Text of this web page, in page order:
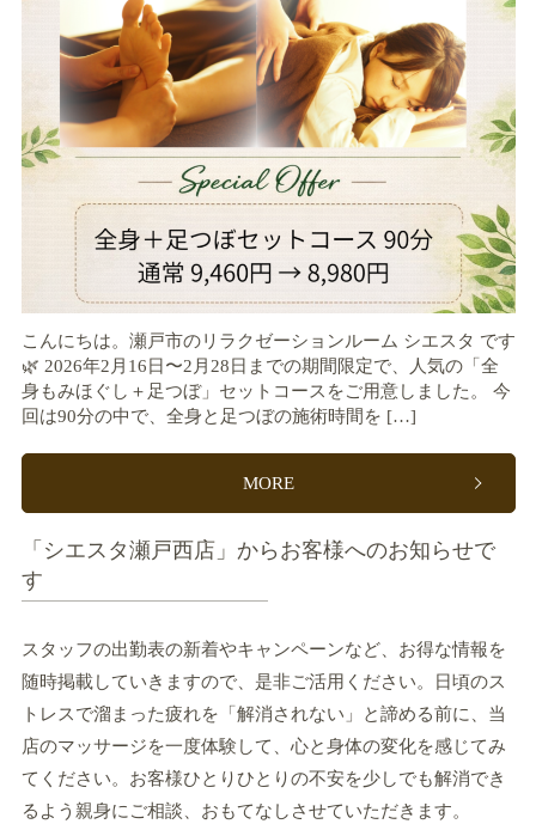
こんにちは。瀬戸市のリラクゼーションルーム シエスタ です
🌿 2026年2月16日〜2月28日までの期間限定で、人気の「全
身もみほぐし＋足つぼ」セットコースをご用意しました。 今
回は90分の中で、全身と足つぼの施術時間を […]
MORE
「シエスタ瀬戸西店」からお客様へのお知らせで
す
スタッフの出勤表の新着やキャンペーンなど、お得な情報を
随時掲載していきますので、是非ご活用ください。日頃のス
トレスで溜まった疲れを「解消されない」と諦める前に、当
店のマッサージを一度体験して、心と身体の変化を感じてみ
てください。お客様ひとりひとりの不安を少しでも解消でき
るよう親身にご相談、おもてなしさせていただきます。